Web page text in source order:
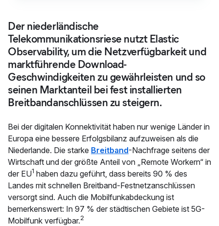
Der niederländische
Telekommunikationsriese nutzt Elastic
Observability, um die Netzverfügbarkeit und
marktführende Download-
Geschwindigkeiten zu gewährleisten und so
seinen Marktanteil bei fest installierten
Breitbandanschlüssen zu steigern.
Bei der digitalen Konnektivität haben nur wenige Länder in
Europa eine bessere Erfolgsbilanz aufzuweisen als die
Niederlande. Die starke Breitband-Nachfrage seitens der
Wirtschaft und der größte Anteil von „Remote Workern“ in
der EU1 haben dazu geführt, dass bereits 90 % des
Landes mit schnellen Breitband-Festnetzanschlüssen
versorgt sind. Auch die Mobilfunkabdeckung ist
bemerkenswert: In 97 % der städtischen Gebiete ist 5G-
Mobilfunk verfügbar.2